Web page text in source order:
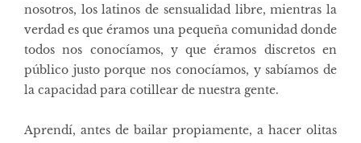
nosotros, los latinos de sensualidad libre, mientras la
verdad es que éramos una pequeña comunidad donde
todos nos conocíamos, y que éramos discretos en
público justo porque nos conocíamos, y sabíamos de
la capacidad para cotillear de nuestra gente.
Aprendí, antes de bailar propiamente, a hacer olitas